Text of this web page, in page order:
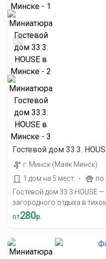
Гостевой дом 33.3.
г. Минск (Маяк Минск)
1 дом на 5 мест
·
по
Гостевой дом 33.3 HOUSE
загородного отдыха в
от280р.